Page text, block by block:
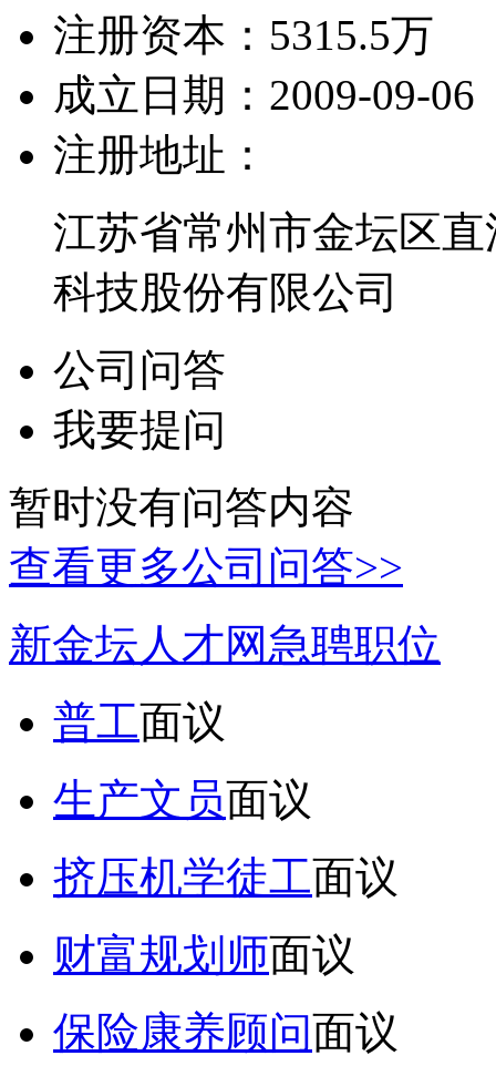
注册资本： 5315.5万
成立日期： 2009-09-06
注册地址：
江苏省常州市金坛区
科技股份有限公司
公司问答
我要提问
暂时没有问答内容
查看更多公司问答>>
新金坛人才网急聘职位
普工面议
生产文员面议
挤压机学徒工面议
财富规划师面议
保险康养顾问面议